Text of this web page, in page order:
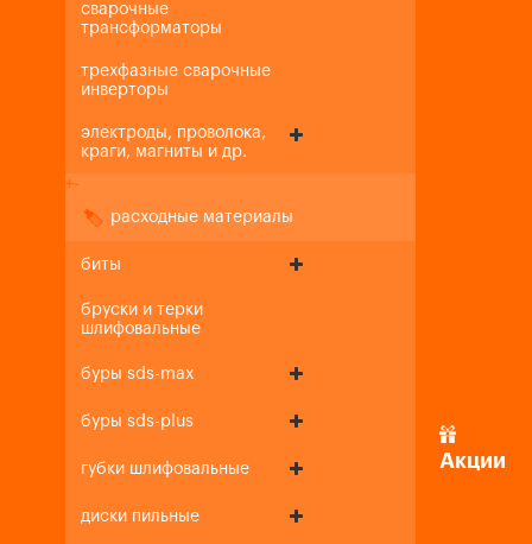
сварочные
трансформаторы
трехфазные сварочные
инверторы
электроды, проволока,
краги, магниты и др.
+-
расходные материалы
биты
бруски и терки
шлифовальные
буры sds-max
буры sds-plus
губки шлифовальные
диски пильные
Акции